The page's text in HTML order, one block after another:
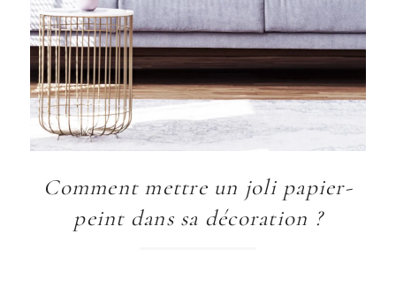
Comment mettre un joli papier-
peint dans sa décoration ?